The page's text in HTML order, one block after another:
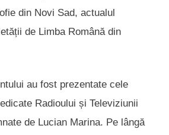
din Novi Sad, actualul
de Limba Română din
au fost prezentate cele
Radioului și Televiziunii
de Lucian Marina. Pe lângă